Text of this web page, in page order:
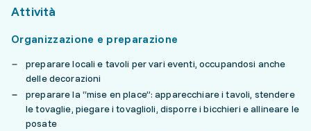
Attività
Organizzazione e preparazione
preparare locali e tavoli per vari eventi, occupandosi anche
delle decorazioni
preparare la “mise en place”: apparecchiare i tavoli, stendere
le tovaglie, piegare i tovaglioli, disporre i bicchieri e allineare le
posate